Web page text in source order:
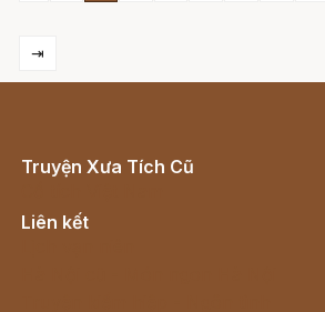
⇥
Truyện Xưa Tích Cũ
Liên kết